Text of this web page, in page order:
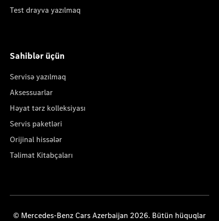
Test drayva yazılmaq
Sahiblər üçün
Servisə yazılmaq
Aksessuarlar
Həyat tərz kolleksiyası
Servis paketləri
Orijinal hissələr
Təlimat Kitabçaları
© Mercedes-Benz Cars Azerbaijan 2026. Bütün hüquqlar